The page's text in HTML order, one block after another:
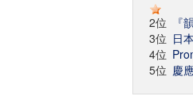
2位
『
3位 日
4位
5位 慶